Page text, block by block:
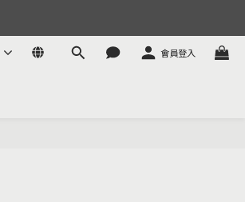
會員登入